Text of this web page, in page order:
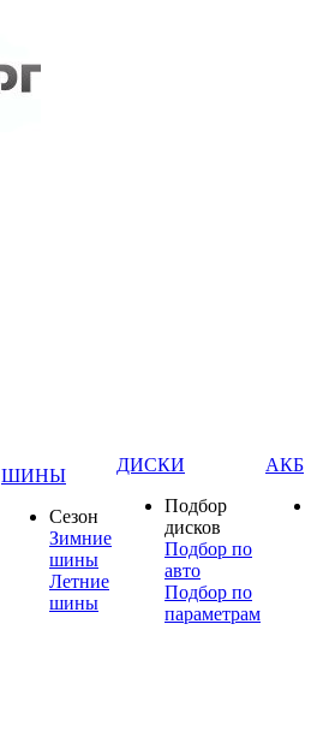
ШИНЫ
Сезон
Зимние
шины
Летние
шины
ДИСКИ
Подбор
дисков
Подбор по
авто
Подбор по
параметрам
АКБ